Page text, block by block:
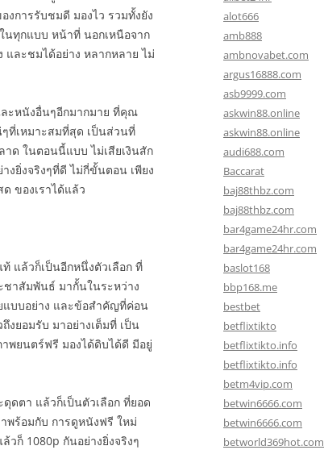
งการรับชมดี มองไว รวมทั้งยัง
ทุกแบบ หน้าที่ นอกเหนือจาก
ละชมได้อย่าง หลากหลาย ไม่
ะหนังอื่นๆอีกมากมาย ที่คุณ
ที่เหมาะสมที่สุด เป็นส่วนที่
ด ในตอนนี้แบบ ไม่เสียเงินสัก
ยิ่งจริงๆที่ดี ไม่กี่ขั้นตอน เพียง
ของเราได้แล้ว
แล้วก็เป็นอีกหนึ่งตัวเลือก ที่
ชาสัมพันธ์ มากั้นในระหว่าง
แบบอย่าง และข้อสำคัญที่ค่อน
งยอมรับ มาอย่างเต็มที่ เป็น
พยนตร์ฟรี มองได้ดิบได้ดี มีอยู่
ดตา แล้วก็เป็นตัวเลือก ที่ยอด
พร้อมกับ การดูหนังฟรี ใหม่
ก็ 1080p กันอย่างยิ่งจริงๆ
alot666
amb888
ambnovabet.com
argus16888.com
asb9999.com
askwin88.online
askwin88.online
audi688.com
Baccarat
baj88thbz.com
baj88thbz.com
bar4game24hr.com
bar4game24hr.com
baslot168
bbp168.me
bestbet
betflixtikto
betflixtikto.info
betflixtikto.info
betm4vip.com
betwin6666.com
betwin6666.com
betworld369hot.com